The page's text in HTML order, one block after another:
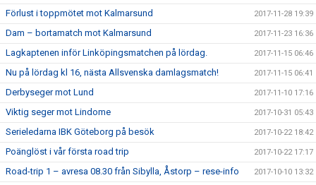
Förlust i toppmötet mot Kalmarsund 2017-11-28 19:39
Dam – bortamatch mot Kalmarsund 2017-11-23 16:36
Lagkaptenen inför Linköpingsmatchen på lördag. 2017-11-15 06:46
Nu på lördag kl 16, nästa Allsvenska damlagsmatch! 2017-11-15 06:41
Derbyseger mot Lund 2017-11-10 17:16
Viktig seger mot Lindome 2017-10-31 05:43
Serieledarna IBK Göteborg på besök 2017-10-22 18:42
Poänglöst i vår första road trip 2017-10-22 17:17
Road-trip 1 – avresa 08.30 från Sibylla, Åstorp – rese-info 2017-10-10 13:32